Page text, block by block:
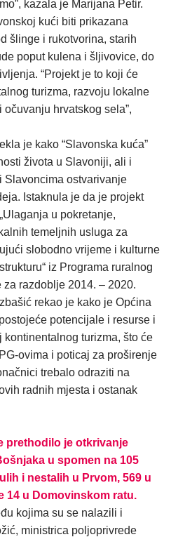
kazala je Marijana Petir.
kući biti prikazana
šlinge i rukotvorina, starih
poput kulena i šljivovice, do
“Projekt je to koji će
turizma, razvoju lokalne
hrvatskog sela”,
je kako “Slavonska kuća”
života u Slavoniji, ali i
Slavoncima ostvarivanje
Istaknula je da je projekt
u pokretanje,
temeljnih usluga za
slobodno vrijeme i kulturne
iz Programa ruralnog
razdoblje 2014. – 2020.
rekao je kako je Općina
potencijale i resurse i
turizma, što će
ovima i poticaj za proširenje
trebalo odraziti na
radnih mjesta i ostanak
prethodilo je otkrivanje
u spomen na 105
i nestalih u Prvom, 569 u
14 u Domovinskom ratu.
kojima su se nalazili i
ministrica poljoprivrede